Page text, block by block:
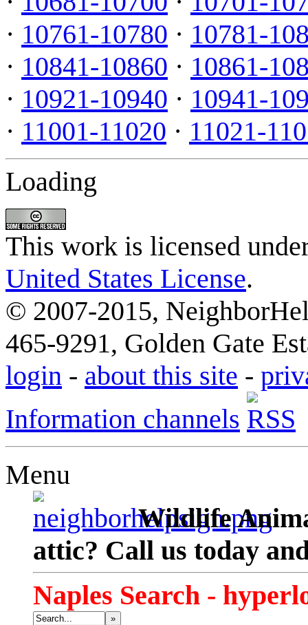
· 10761-10780 · 10781-
· 10841-10860 · 10861-
· 10921-10940 · 10941-
· 11001-11020 · 11021-
Loading
This work is licensed
United States License.
© 2007-2015,
465-9291, Golden Gate
login - about this site -
Information channels
Menu
Wildlife
attic? Call us today
Naples Search -
»